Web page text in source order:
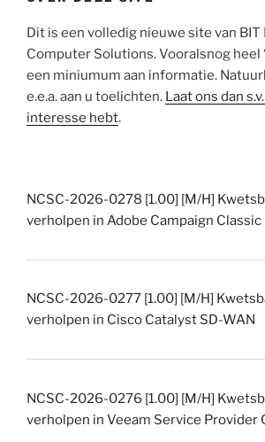
Dit is een volledig nieuwe site van BIT
Computer Solutions. Vooralsnog heel
een miniumum aan informatie.
e.e.a. aan u toelichten. Laat ons dan
interesse hebt.
NCSC-2026-0278 [1.00] [M/H]
verholpen in Adobe Campaign Classic
NCSC-2026-0277 [1.00] [M/H]
verholpen in Cisco Catalyst SD-WAN
NCSC-2026-0276 [1.00] [M/H]
verholpen in Veeam Service Provider